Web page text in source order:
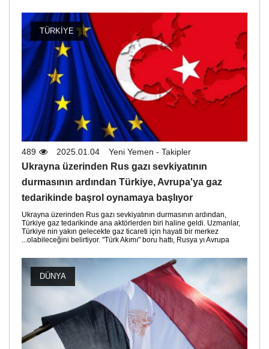
TÜRKIYE
Yeni Yemen - Takipler
2025.01.04
489
Ukrayna üzerinden Rus gazı sevkiyatının
durmasının ardından Türkiye, Avrupa'ya gaz
tedarikinde başrol oynamaya başlıyor
Ukrayna üzerinden Rus gazı sevkiyatının durmasının ardından,
Türkiye gaz tedarikinde ana aktörlerden biri haline geldi. Uzmanlar,
Türkiye nin yakın gelecekte gaz ticareti için hayati bir merkez
olabileceğini belirtiyor. "Türk Akımı" boru hattı, Rusya yı Avrupa...
DÜNYA